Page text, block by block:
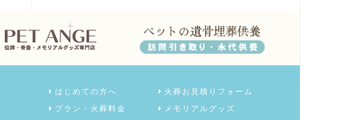
はじめての方へ
プラン・火葬料金
火葬お見積りフォーム
メモリアルグッズ